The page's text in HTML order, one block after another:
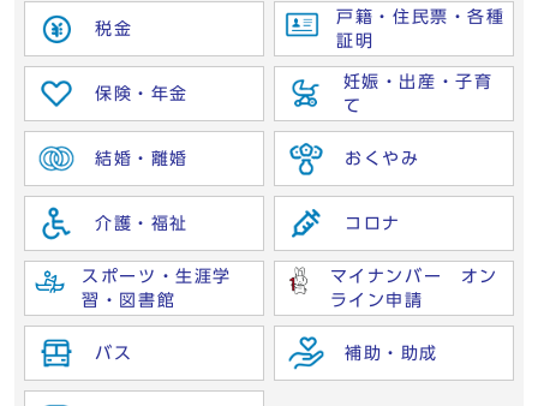
税金
戸籍・住民票・各種
証明
保険・年金
妊娠・出産・子育
て
結婚・離婚 おくやみ
介護・福祉 コロナ
スポーツ・生涯学
習・図書館
マイナンバー オン
ライン申請
バス 補助・助成